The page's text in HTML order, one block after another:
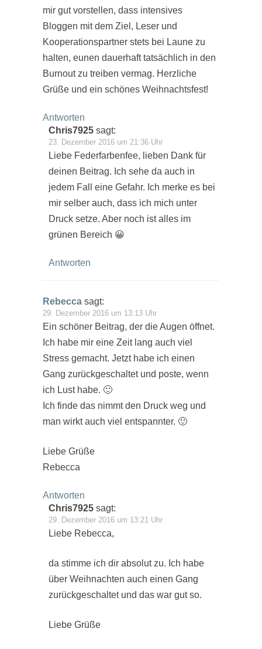
mir gut vorstellen, dass intensives
Bloggen mit dem Ziel, Leser und
Kooperationspartner stets bei Laune zu
halten, eunen dauerhaft tatsächlich in den
Burnout zu treiben vermag. Herzliche
Grüße und ein schönes Weihnachtsfest!
Antworten
Chris7925 sagt:
23. Dezember 2016 um 21:36 Uhr
Liebe Federfarbenfee, lieben Dank für
deinen Beitrag. Ich sehe da auch in
jedem Fall eine Gefahr. Ich merke es bei
mir selber auch, dass ich mich unter
Druck setze. Aber noch ist alles im
grünen Bereich 😀
Antworten
Rebecca sagt:
29. Dezember 2016 um 13:13 Uhr
Ein schöner Beitrag, der die Augen öffnet.
Ich habe mir eine Zeit lang auch viel
Stress gemacht. Jetzt habe ich einen
Gang zurückgeschaltet und poste, wenn
ich Lust habe. 🙂
Ich finde das nimmt den Druck weg und
man wirkt auch viel entspannter. 🙂
Liebe Grüße
Rebecca
Antworten
Chris7925 sagt:
29. Dezember 2016 um 13:21 Uhr
Liebe Rebecca,
da stimme ich dir absolut zu. Ich habe
über Weihnachten auch einen Gang
zurückgeschaltet und das war gut so.
Liebe Grüße